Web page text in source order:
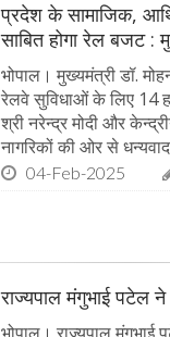
प्रदेश के सामाजिक,
साबित होगा रेल बजट :
भोपाल। मुख्यमंत्री डॉ.
रेलवे सुविधाओं के लिए 14
श्री नरेन्द्र मोदी और
नागरिकों की ओर से
04-Feb-2025
राज्यपाल मंगुभाई पटेल ने